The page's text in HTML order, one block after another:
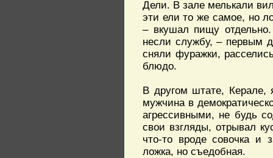
Дели. В зале мелькали
эти ели то же самое, но
– вкушал пищу
несли службу, – первым
сняли фуражки,
блюдо.
В другом штате, Керале,
мужчина в
агрессивными, не будь
свои взгляды, отрывал
что-то вроде совочка и
ложка, но съедобная.